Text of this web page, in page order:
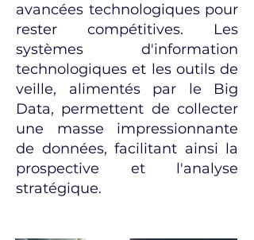
avancées technologiques pour
rester compétitives. Les
systèmes d'information
technologiques et les outils de
veille, alimentés par le Big
Data, permettent de collecter
une masse impressionnante
de données, facilitant ainsi la
prospective et l'analyse
stratégique.